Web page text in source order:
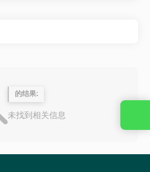
的结果:
未找到相关信息